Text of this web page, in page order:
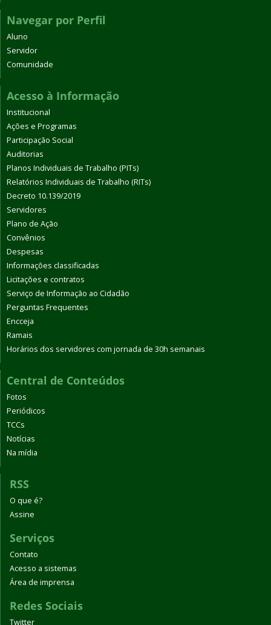
Navegar por Perfil
Aluno
Servidor
Comunidade
Acesso à Informação
Institucional
Ações e Programas
Participação Social
Auditorias
Planos Individuais de Trabalho (PITs)
Relatórios Individuais de Trabalho (RITs)
Decreto 10.139/2019
Servidores
Plano de Ação
Convênios
Despesas
Informações classificadas
Licitações e contratos
Serviço de Informação ao Cidadão
Perguntas Frequentes
Encceja
Ramais
Horários dos servidores com jornada de 30h semanais
Central de Conteúdos
Fotos
Periódicos
TCCs
Notícias
Na mídia
RSS
O que é?
Assine
Serviços
Contato
Acesso a sistemas
Área de imprensa
Redes Sociais
Twitter